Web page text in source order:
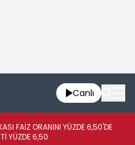
Canlı
FAİZ ORANINI YÜZDE 6,50'DE
YÜZDE 6,50